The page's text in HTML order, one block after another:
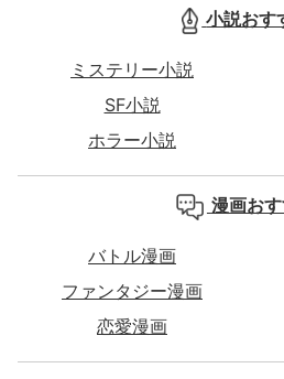
小説おす
ミステリー小説
SF小説
ホラー小説
漫画お
バトル漫画
ファンタジー漫画
恋愛漫画